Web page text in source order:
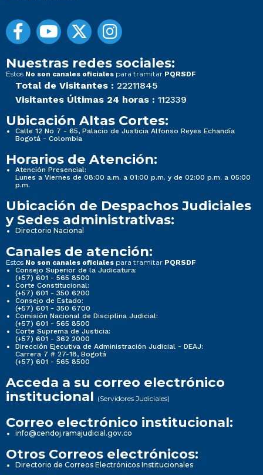
Nuestras redes sociales:
Estos No son canales oficiales para tramitar PQRSDF
Total de Visitantes : 22211845
Visitantes Últimas 24 horas : 112339
Ubicación Altas Cortes:
Calle 12 No 7 - 65, Palacio de Justicia Alfonso Reyes Echandía
Bogotá - Colombia
Horarios de Atención:
Atención Presencial:
Lunes a Viernes de 08:00 a.m. a 01:00 p.m. y de 02:00 p.m. a 05:00
p.m.
Ubicación de Despachos Judiciales
y Sedes administrativas:
Directorio Nacional
Canales de atención:
Estos No son canales oficiales para tramitar PQRSDF
Consejo Superior de la Judicatura:
(+57) 601 - 565 8500
Corte Constitucional:
(+57) 601 - 350 6200
Consejo de Estado:
(+57) 601 - 350 6700
Comisión Nacional de Disciplina Judicial:
(+57) 601 - 565 8500
Corte Suprema de Justicia:
(+57) 601 - 362 2000
Dirección Ejecutiva de Administración Judicial - DEAJ:
Carrera 7 # 27-18, Bogotá
(+57) 601 - 565 8500
Acceda a su correo electrónico
institucional (Servidores Judiciales)
Correo electrónico institucional:
info@cendoj.ramajudicial.gov.co
Otros Correos electrónicos:
Directorio de Correos Electrónicos Institucionales